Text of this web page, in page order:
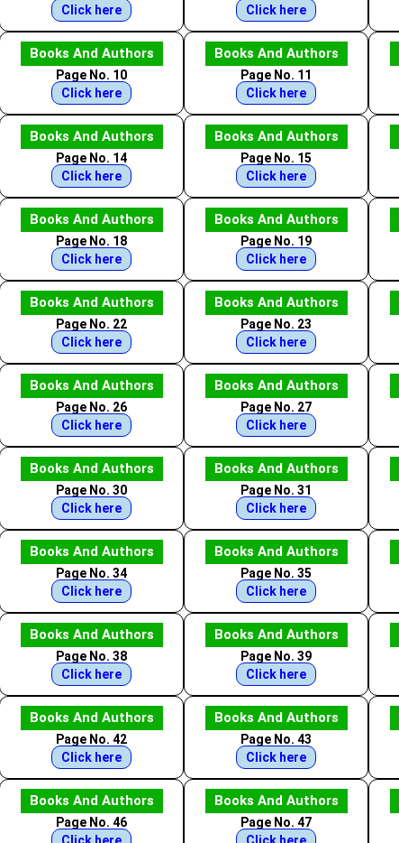
Click here
Click here
Books And Authors
Page No. 10
Click here
Books And Authors
Page No. 11
Click here
Books And Authors
Page No. 14
Click here
Books And Authors
Page No. 15
Click here
Books And Authors
Page No. 18
Click here
Books And Authors
Page No. 19
Click here
Books And Authors
Page No. 22
Click here
Books And Authors
Page No. 23
Click here
Books And Authors
Page No. 26
Click here
Books And Authors
Page No. 27
Click here
Books And Authors
Page No. 30
Click here
Books And Authors
Page No. 31
Click here
Books And Authors
Page No. 34
Click here
Books And Authors
Page No. 35
Click here
Books And Authors
Page No. 38
Click here
Books And Authors
Page No. 39
Click here
Books And Authors
Page No. 42
Click here
Books And Authors
Page No. 43
Click here
Books And Authors
Page No. 46
Books And Authors
Page No. 47